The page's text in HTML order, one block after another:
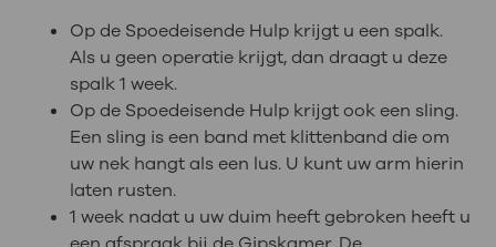
Op de Spoedeisende Hulp krijgt u een spalk.
Als u geen operatie krijgt, dan draagt u deze
spalk 1 week.
Op de Spoedeisende Hulp krijgt ook een sling.
Een sling is een band met klittenband die om
uw nek hangt als een lus. U kunt uw arm hierin
laten rusten.
1 week nadat u uw duim heeft gebroken heeft u